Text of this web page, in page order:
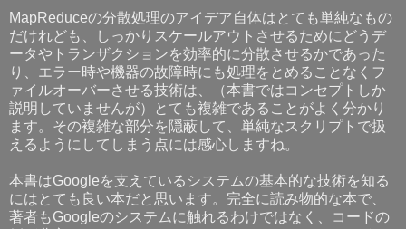
MapReduceの分散処理のアイデア自体はとても単純なもの
だけれども、しっかりスケールアウトさせるためにどうデ
ータやトランザクションを効率的に分散させるかであった
り、エラー時や機器の故障時にも処理をとめることなくフ
ァイルオーバーさせる技術は、（本書ではコンセプトしか
説明していませんが）とても複雑であることがよく分かり
ます。その複雑な部分を隠蔽して、単純なスクリプトで扱
えるようにしてしまう点には感心しますね。
本書はGoogleを支えているシステムの基本的な技術を知る
にはとても良い本だと思います。完全に読み物的な本で、
著者もGoogleのシステムに触れるわけではなく、コードの